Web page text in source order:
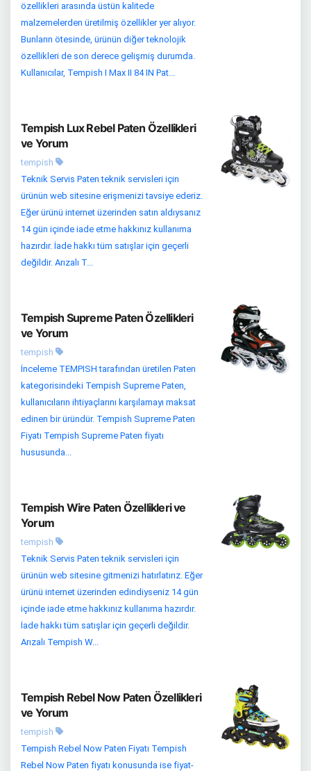
özellikleri arasında üstün kalitede
malzemelerden üretilmiş özellikler yer alıyor.
Bunların ötesinde, ürünün diğer teknolojik
özellikleri de son derece gelişmiş durumda.
Kullanıcılar, Tempish I Max II 84 IN Pat...
Tempish Lux Rebel Paten Özellikleri
ve Yorum
tempish
Teknik Servis Paten teknik servisleri için
ürünün web sitesine erişmenizi tavsiye ederiz.
Eğer ürünü internet üzerinden satın aldıysanız
14 gün içinde iade etme hakkınız kullanıma
hazırdır. İade hakkı tüm satışlar için geçerli
değildir. Arızalı T...
Tempish Supreme Paten Özellikleri
ve Yorum
tempish
İnceleme TEMPISH tarafından üretilen Paten
kategorisindeki Tempish Supreme Paten,
kullanıcıların ihtiyaçlarını karşılamayı maksat
edinen bir üründür. Tempish Supreme Paten
Fiyatı Tempish Supreme Paten fiyatı
hususunda...
Tempish Wire Paten Özellikleri ve
Yorum
tempish
Teknik Servis Paten teknik servisleri için
ürünün web sitesine gitmenizi hatırlatırız. Eğer
ürünü internet üzerinden edindiyseniz 14 gün
içinde iade etme hakkınız kullanıma hazırdır.
İade hakkı tüm satışlar için geçerli değildir.
Arızalı Tempish W...
Tempish Rebel Now Paten Özellikleri
ve Yorum
tempish
Tempish Rebel Now Paten Fiyatı Tempish
Rebel Now Paten fiyatı konusunda ise fiyat-